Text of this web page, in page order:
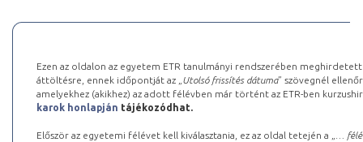
Ezen az oldalon az egyetem ETR tanulmányi rendszerében
áttöltésre, ennek időpontját az „ Utolsó frissítés dátuma” szövegnél
amelyekhez (akikhez) az adott félévben már történt az ETR-ben
karok honlapján tájékozódhat.
Először az egyetemi félévet kell kiválasztania, ez az oldal tetején a „
…